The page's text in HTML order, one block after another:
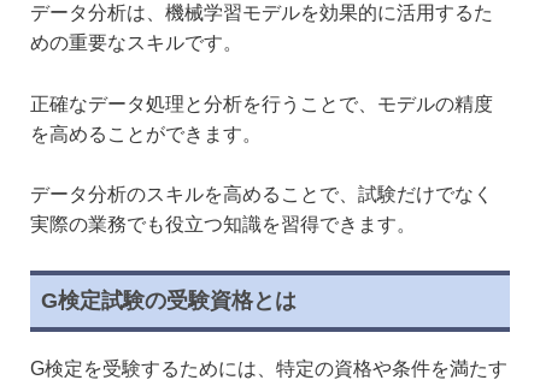
データ分析は、機械学習モデルを効果的に活用するた
めの重要なスキルです。
正確なデータ処理と分析を行うことで、モデルの精度
を高めることができます。
データ分析のスキルを高めることで、試験だけでなく
実際の業務でも役立つ知識を習得できます。
G検定試験の受験資格とは
G検定を受験するためには、特定の資格や条件を満たす